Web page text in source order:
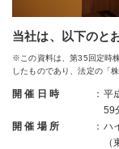
当社は、以下のと
※この資料は、第35回定時
したものであり、法定の「
開 催 日 時 ： 平
59
開 催 場 所
： ハ